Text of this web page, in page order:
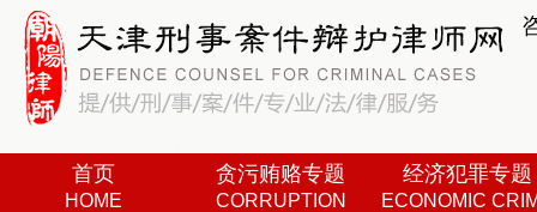
首页
HOME
贪污贿赂专题
CORRUPTION
经济犯罪专题
ECONOMIC